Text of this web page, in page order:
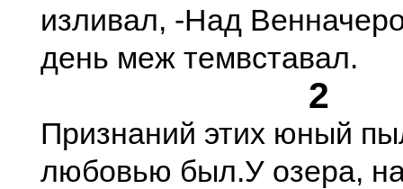
изливал, -Над
день меж темвставал.
2
Признаний этих юный
любовью был.У озера,